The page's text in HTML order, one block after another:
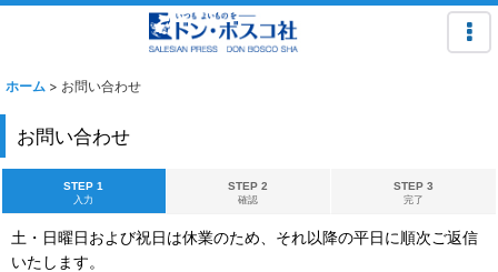
ホーム > お問い合わせ
お問い合わせ
STEP 1
入力
STEP 2
確認
STEP 3
完了
土・日曜日および祝日は休業のため、それ以降の平日に順次ご返信
いたします。